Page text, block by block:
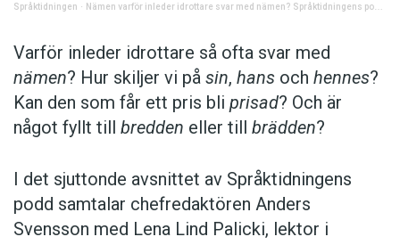
Språktidningen · Nämen varför inleder idrottare svar med nämen? Språktidningens podd: avsnitt 17
Varför inleder idrottare så ofta svar med
nämen? Hur skiljer vi på sin, hans och hennes?
Kan den som får ett pris bli prisad? Och är
något fyllt till bredden eller till brädden?
I det sjuttonde avsnittet av Språktidningens
podd samtalar chefredaktören Anders
Svensson med Lena Lind Palicki, lektor i